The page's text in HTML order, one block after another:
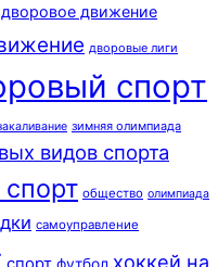
дворовое движение
дворовые лиги
спорт
зимняя олимпиада
видов спорта
общество олимпиада
самоуправление
футбол хоккей на